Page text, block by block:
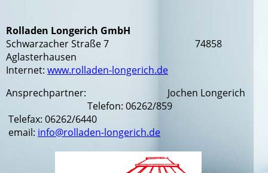
Rolladen Longerich GmbH
Schwarzacher Straße 7 74858
Aglasterhausen
Internet: www.rolladen-longerich.de
Ansprechpartner:
Jochen Longerich
Telefon: 06262/859
Telefax: 06262/6440
email: info@rolladen-longerich.de